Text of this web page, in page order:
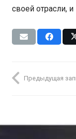
своей отрасли,
Предыдущая